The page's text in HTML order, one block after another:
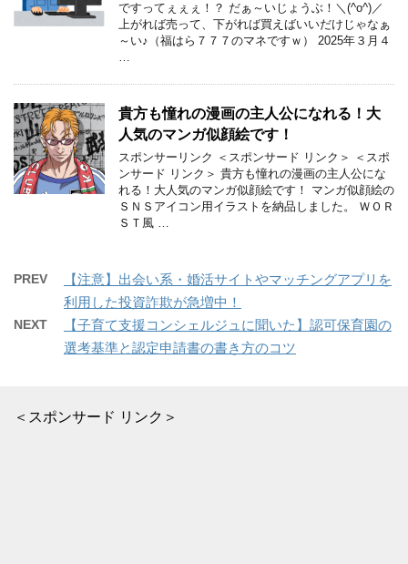
ですってぇぇぇ！？ だぁ～いじょうぶ！＼(^o^)／
上がれば売って、下がれば買えばいいだけじゃなぁ
～い♪（福はら７７７のマネですｗ） 2025年３月４
…
貴方も憧れの漫画の主人公になれる！大
人気のマンガ似顔絵です！
スポンサーリンク ＜スポンサード リンク＞ ＜スポ
ンサード リンク＞ 貴方も憧れの漫画の主人公にな
れる！大人気のマンガ似顔絵です！ マンガ似顔絵の
ＳＮＳアイコン用イラストを納品しました。 ＷＯＲ
ＳＴ風 …
PREV
【注意】出会い系・婚活サイトやマッチングアプリを
利用した投資詐欺が急増中！
NEXT
【子育て支援コンシェルジュに聞いた】認可保育園の
選考基準と認定申請書の書き方のコツ
＜スポンサード リンク＞